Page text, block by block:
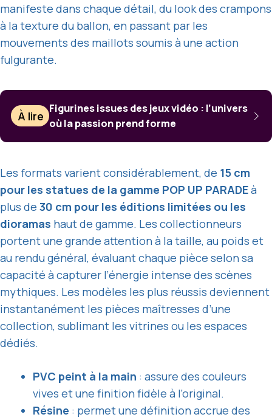
manifeste dans chaque détail, du look des crampons
à la texture du ballon, en passant par les
mouvements des maillots soumis à une action
fulgurante.
À lire
Figurines issues des jeux vidéo : l’univers
où la passion prend forme
Les formats varient considérablement, de 15 cm
pour les statues de la gamme POP UP PARADEà
plus de 30 cm pour les éditions limitées ou les
dioramas haut de gamme. Les collectionneurs
portent une grande attention à la taille, au poids et
au rendu général, évaluant chaque pièce selon sa
capacité à capturer l’énergie intense des scènes
mythiques. Les modèles les plus réussis deviennent
instantanément les pièces maîtresses d’une
collection, sublimant les vitrines ou les espaces
dédiés.
PVC peint à la main : assure des couleurs
vives et une finition fidèle à l’original.
Résine : permet une définition accrue des